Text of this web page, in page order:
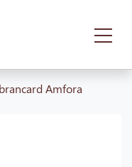
Amfora